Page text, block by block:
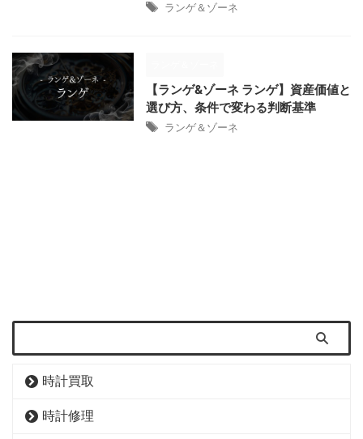
ランゲ＆ゾーネ
【ランゲ&ゾーネ ランゲ】資産価値と
選び方、条件で変わる判断基準
ランゲ＆ゾーネ
時計買取
時計修理